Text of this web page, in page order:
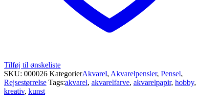
Tilføj til ønskeliste
SKU: 000026 KategorierAkvarel, Akvarelpensler, Pensel,
Rejsestørrelse Tags:akvarel, akvarelfarve, akvarelpapir, hobby,
kreativ, kunst